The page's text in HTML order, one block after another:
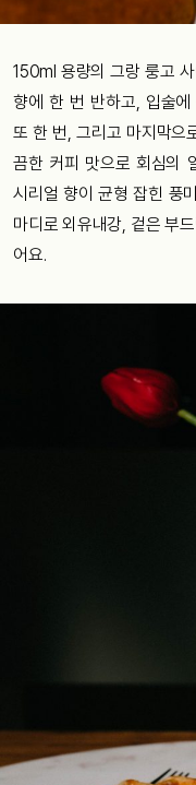
150ml 용량의 그랑 룽고
향에 한 번 반하고, 입술
또 한 번, 그리고 마지막으
끔한 커피 맛으로 회심의
시리얼 향이 균형 잡힌 풍
마디로 외유내강, 겉은 부
어요.